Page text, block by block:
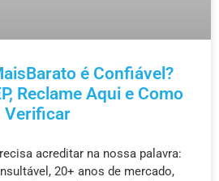
é Confiável?
Reclame Aqui e Como
Verificar
acreditar na nossa palavra:
20+ anos de mercado,